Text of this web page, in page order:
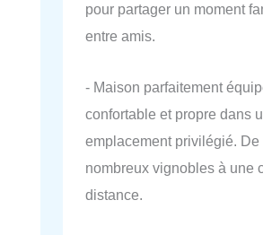
pour partager un moment
entre amis.
- Maison parfaitement
confortable et propre dans
emplacement privilégié. De
nombreux vignobles à une
distance.